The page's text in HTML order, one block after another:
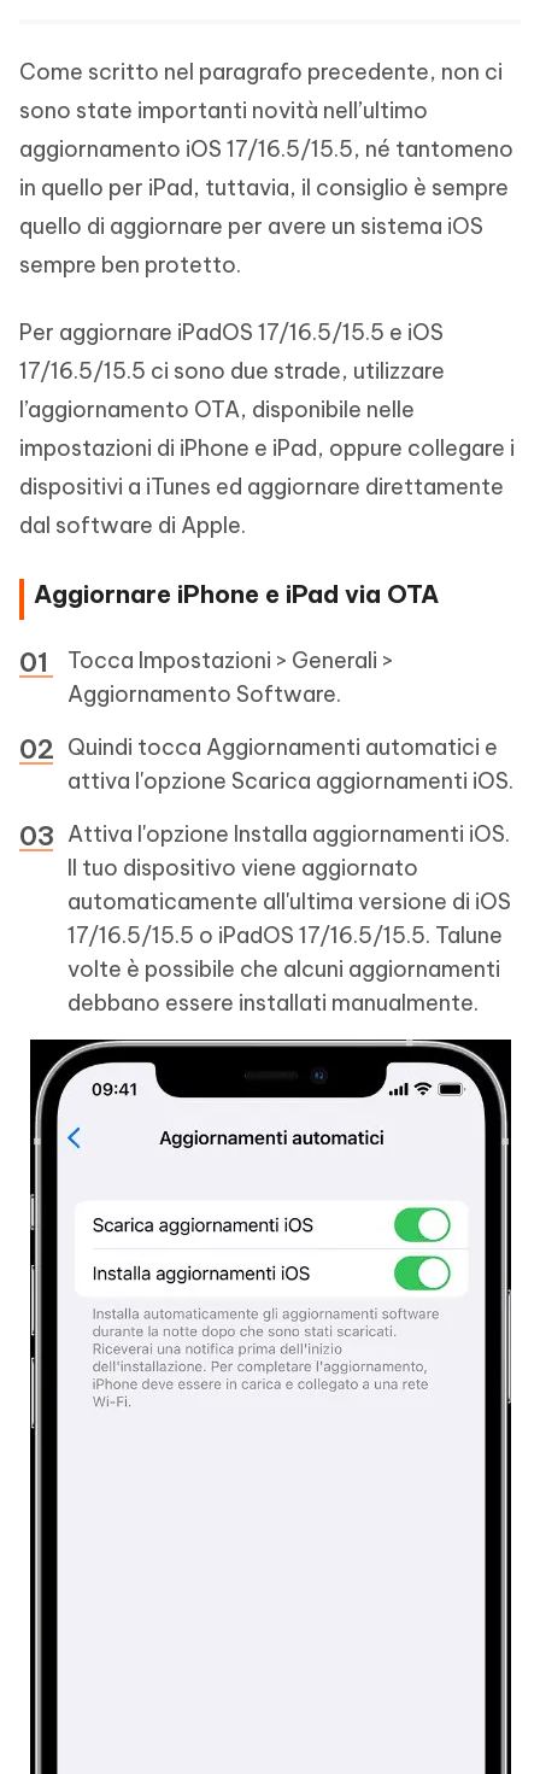
Come scritto nel paragrafo precedente, non ci
sono state importanti novità nell’ultimo
aggiornamento iOS 17/16.5/15.5, né tantomeno
in quello per iPad, tuttavia, il consiglio è sempre
quello di aggiornare per avere un sistema iOS
sempre ben protetto.
Per aggiornare iPadOS 17/16.5/15.5 e iOS
17/16.5/15.5 ci sono due strade, utilizzare
l’aggiornamento OTA, disponibile nelle
impostazioni di iPhone e iPad, oppure collegare i
dispositivi a iTunes ed aggiornare direttamente
dal software di Apple.
Aggiornare iPhone e iPad via OTA
Tocca Impostazioni > Generali >
Aggiornamento Software.
Quindi tocca Aggiornamenti automatici e
attiva l'opzione Scarica aggiornamenti iOS.
Attiva l'opzione Installa aggiornamenti iOS.
Il tuo dispositivo viene aggiornato
automaticamente all'ultima versione di iOS
17/16.5/15.5 o iPadOS 17/16.5/15.5. Talune
volte è possibile che alcuni aggiornamenti
debbano essere installati manualmente.